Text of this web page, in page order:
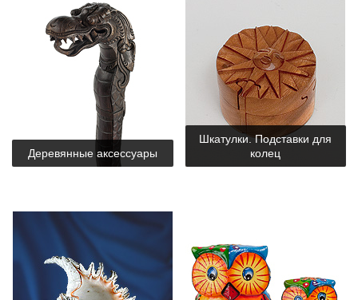
Деревянные аксессуары
Шкатулки. Подставки для
колец